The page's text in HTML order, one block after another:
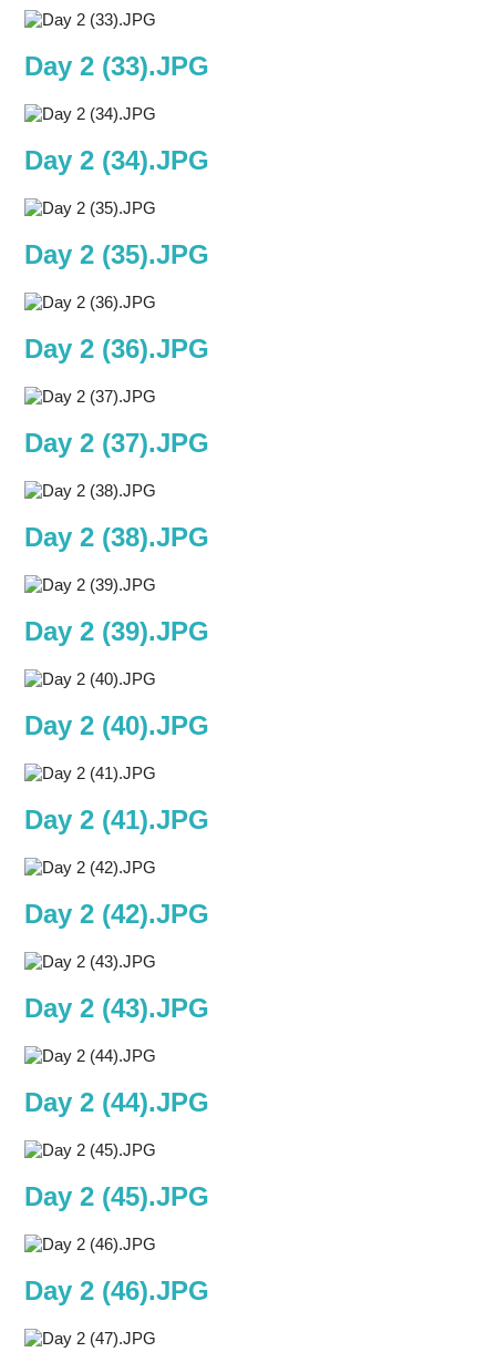
Day 2 (33).JPG
Day 2 (34).JPG
Day 2 (35).JPG
Day 2 (36).JPG
Day 2 (37).JPG
Day 2 (38).JPG
Day 2 (39).JPG
Day 2 (40).JPG
Day 2 (41).JPG
Day 2 (42).JPG
Day 2 (43).JPG
Day 2 (44).JPG
Day 2 (45).JPG
Day 2 (46).JPG